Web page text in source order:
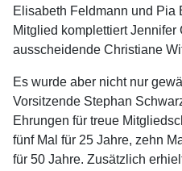
Elisabeth Feldmann und Pia
Mitglied komplettiert
ausscheidende Christiane
Es wurde aber nicht nur
Vorsitzende Stephan
Ehrungen für treue
fünf Mal für 25 Jahre, zehn
für 50 Jahre. Zusätzlich